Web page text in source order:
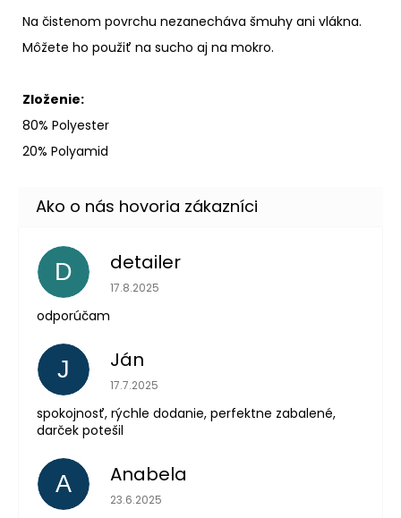
Na čistenom povrchu nezanecháva šmuhy ani vlákna.
Môžete ho použiť na sucho aj na mokro.
Zloženie:
80% Polyester
20% Polyamid
D detailer
Hodnotenie obchodu je 5 z 5 hviezdičiek.
17.8.2025
odporúčam
J Ján
Hodnotenie obchodu je 5 z 5 hviezdičiek.
17.7.2025
spokojnosť, rýchle dodanie, perfektne zabalené,
darček potešil
A Anabela
Hodnotenie obchodu je 5 z 5 hviezdičiek.
23.6.2025